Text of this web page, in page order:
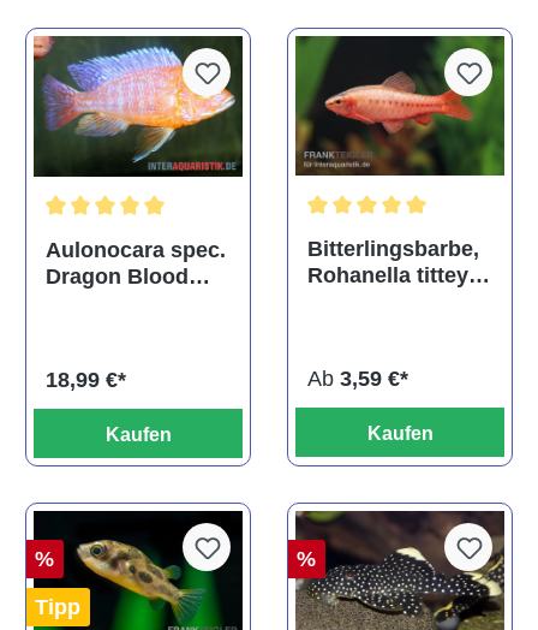
Durchschnittliche Bewertung von 5 von 5 Sternen
Aulonocara spec.
Dragon Blood
18,99 €*
Kaufen
Bitterlingsbarbe,
Rohanella titteya,
Ab 3,59 €*
Kaufen
%
Tipp
%